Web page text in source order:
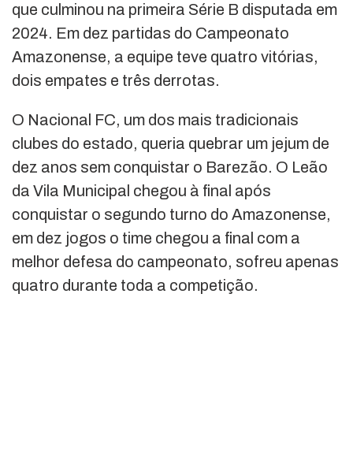
que culminou na primeira Série B disputada em
2024. Em dez partidas do Campeonato
Amazonense, a equipe teve quatro vitórias,
dois empates e três derrotas.
O Nacional FC, um dos mais tradicionais
clubes do estado, queria quebrar um jejum de
dez anos sem conquistar o Barezão. O Leão
da Vila Municipal chegou à final após
conquistar o segundo turno do Amazonense,
em dez jogos o time chegou a final com a
melhor defesa do campeonato, sofreu apenas
quatro durante toda a competição.